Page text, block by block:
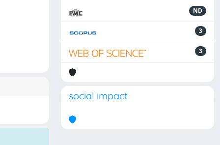
ND
3
3
social impact